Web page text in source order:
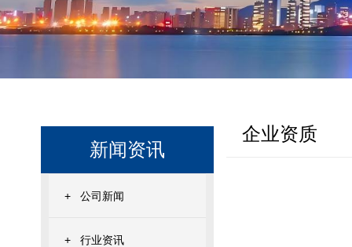
新闻资讯
+ 公司新闻
+ 行业资讯
企业资质